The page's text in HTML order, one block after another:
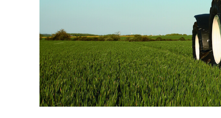
FERTISUN NPK 6-26-30 + (2 MGO-1 SO3)
FERTISUN NPK 5-15-22 + (2 MGO-12.5 SO3)
FERTISUN NPK 5-17-30 + (2 MGO-7.5 SO3)
FERTISUN NPK 9-23-23